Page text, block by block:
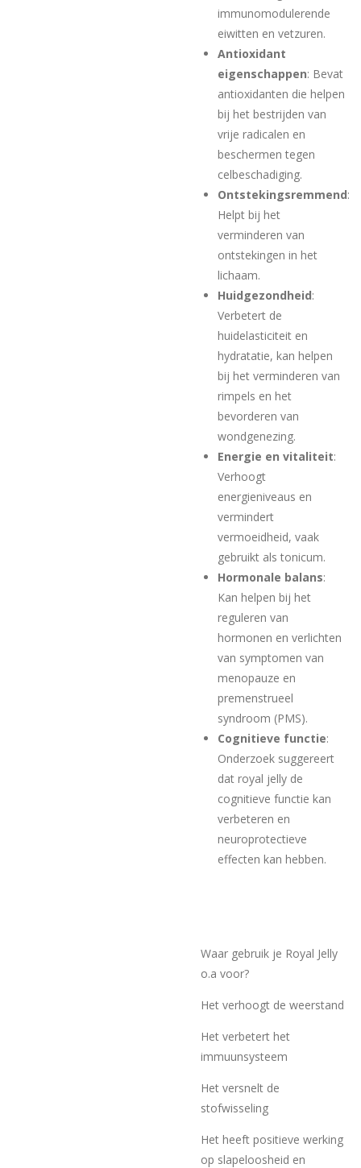
immunomodulerende
eiwitten en vetzuren.
Antioxidant
eigenschappen: Bevat
antioxidanten die helpen
bij het bestrijden van
vrije radicalen en
beschermen tegen
celbeschadiging.
Ontstekingsremmend:
Helpt bij het
verminderen van
ontstekingen in het
lichaam.
Huidgezondheid:
Verbetert de
huidelasticiteit en
hydratatie, kan helpen
bij het verminderen van
rimpels en het
bevorderen van
wondgenezing.
Energie en vitaliteit:
Verhoogt
energieniveaus en
vermindert
vermoeidheid, vaak
gebruikt als tonicum.
Hormonale balans:
Kan helpen bij het
reguleren van
hormonen en verlichten
van symptomen van
menopauze en
premenstrueel
syndroom (PMS).
Cognitieve functie:
Onderzoek suggereert
dat royal jelly de
cognitieve functie kan
verbeteren en
neuroprotectieve
effecten kan hebben.
Waar gebruik je Royal Jelly
o.a voor?
Het verhoogt de weerstand
Het verbetert het
immuunsysteem
Het versnelt de
stofwisseling
Het heeft positieve werking
op slapeloosheid en